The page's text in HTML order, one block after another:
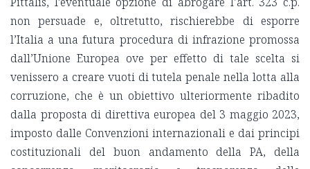
non persuade e, oltretutto, rischierebbe di esporre
l’Italia a una futura procedura di infrazione promossa
dall’Unione Europea ove per effetto di tale scelta si
venissero a creare vuoti di tutela penale nella lotta alla
corruzione, che è un obiettivo ulteriormente ribadito
dalla proposta di direttiva europea del 3 maggio 2023,
imposto dalle Convenzioni internazionali e dai principi
costituzionali del buon andamento della PA, della